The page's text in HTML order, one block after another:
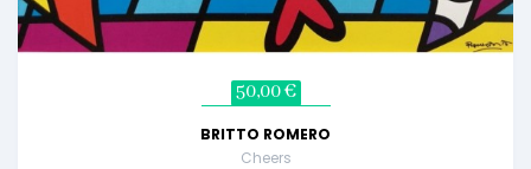
50,00 €
BRITTO ROMERO
Cheers